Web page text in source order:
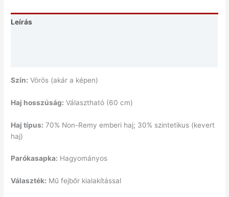
Leírás
Szín: Vörös (akár a képen)
Haj hosszúság: Választható (60 cm)
Haj típus: 70% Non-Remy emberi haj; 30% szintetikus (kevert
haj)
Parókasapka: Hagyományos
Választék: Mű fejbőr kialakítással